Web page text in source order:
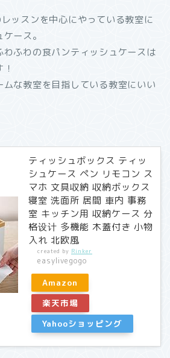
ッスンを中心にやっている教室に
ース。
ふわの食パンティッシュケースは
な教室を目指している教室にいい
ティッシュボックス ティッ
シュケース ペン リモコン ス
マホ 文具収納 収納ボックス
寝室 洗面所 居間 車内 事務
室 キッチン用 収納ケース 分
格设计 多機能 木蓋付き 小物
入れ 北欧風
created by Rinker
easylivegogo
Amazon
楽天市場
Yahooショッピング